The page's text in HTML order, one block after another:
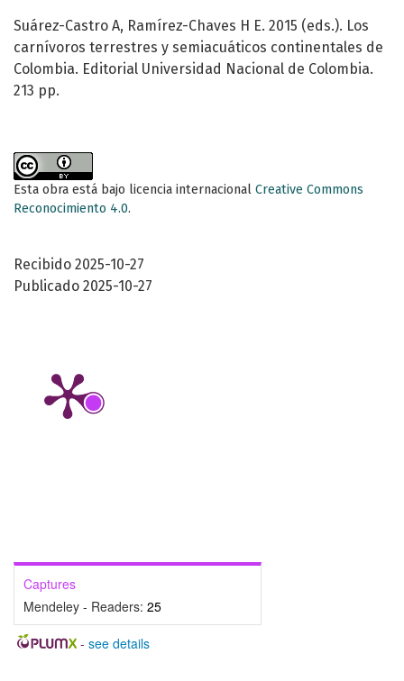
Recibido 2025-10-27
Publicado 2025-10-27
Captures
Mendeley - Readers: 25
- see details
Suárez-Castro A, Ramírez-Chaves H E. 2015 (eds.). Los
carnívoros terrestres y semiacuáticos continentales de
Colombia. Editorial Universidad Nacional de Colombia.
213 pp.
Esta obra está bajo licencia internacional Creative Commons
Reconocimiento 4.0.